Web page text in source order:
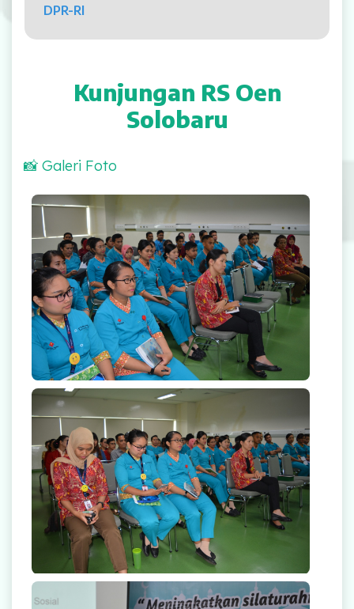
Kamar Operasi
Rehabilitasi Medik
UGD
Laboratorium
Radiologi
Farmasi
Ambulans
Artikel
Promo
Video Edukasi Kesehatan
Majalah
Berita & Informasi Kesehatan
Kegiatan
Menu Lain-lain
Rekanan Asuransi
DPR-RI
Kunjungan RS Oen
Solobaru
📸 Galeri Foto